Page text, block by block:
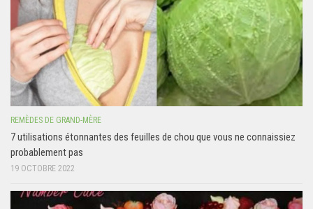
REMÈDES DE GRAND-MÈRE
7 utilisations étonnantes des feuilles de chou que vous ne connaissiez
probablement pas
19 OCTOBRE 2022